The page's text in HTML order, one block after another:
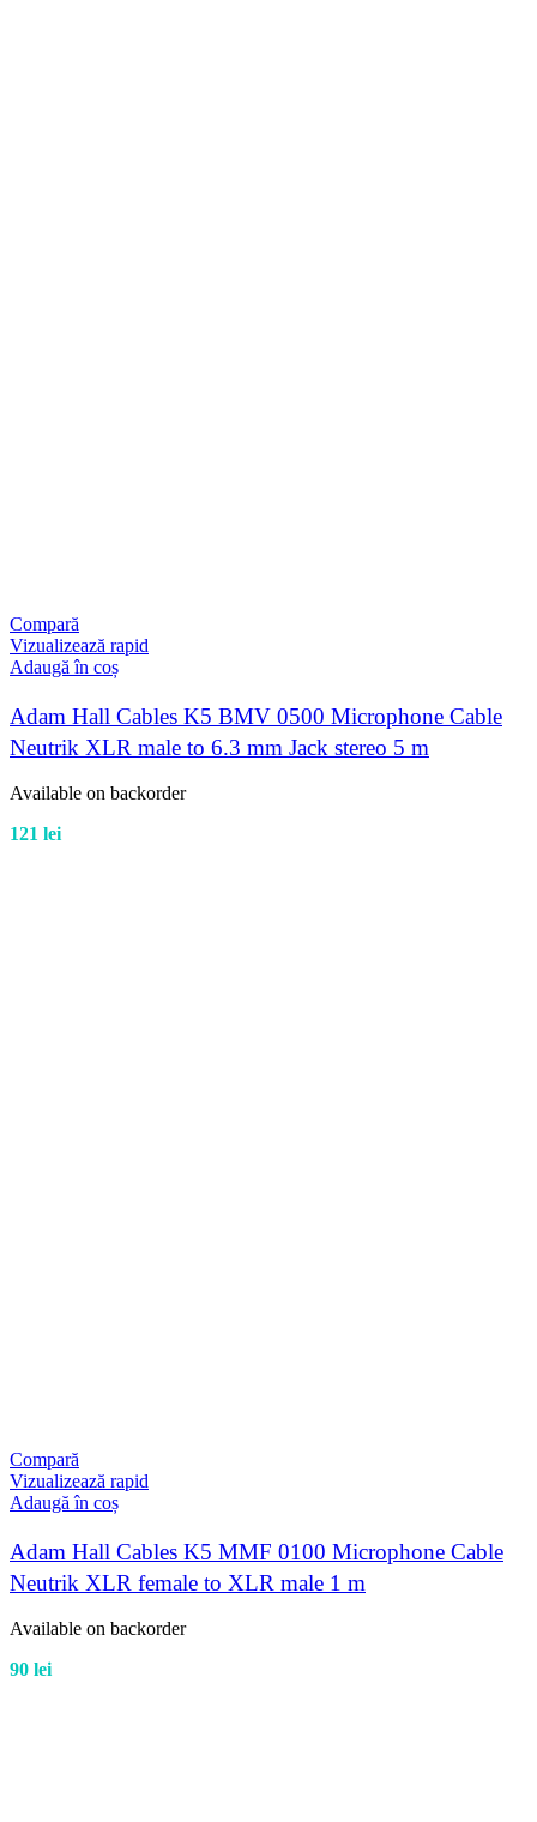
Compară
Vizualizează rapid
Adaugă în coș
Adam Hall Cables K5 BMV 0500 Microphone Cable
Neutrik XLR male to 6.3 mm Jack stereo 5 m
Available on backorder
121 lei
Compară
Vizualizează rapid
Adaugă în coș
Adam Hall Cables K5 MMF 0100 Microphone Cable
Neutrik XLR female to XLR male 1 m
Available on backorder
90 lei